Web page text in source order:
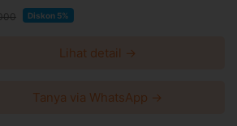
Diskon 5%
Lihat detail →
Tanya via WhatsApp →